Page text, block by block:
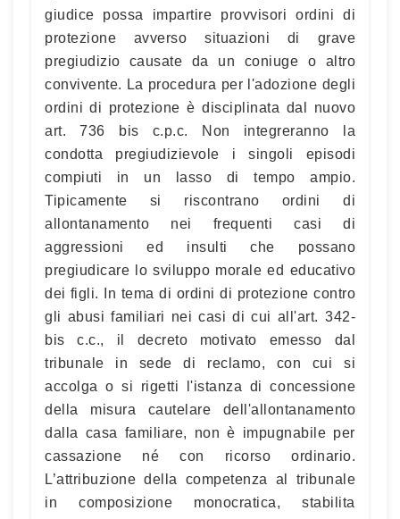
giudice possa impartire provvisori ordini di
protezione avverso situazioni di grave
pregiudizio causate da un coniuge o altro
convivente. La procedura per l'adozione degli
ordini di protezione è disciplinata dal nuovo
art. 736 bis c.p.c. Non integreranno la
condotta pregiudizievole i singoli episodi
compiuti in un lasso di tempo ampio.
Tipicamente si riscontrano ordini di
allontanamento nei frequenti casi di
aggressioni ed insulti che possano
pregiudicare lo sviluppo morale ed educativo
dei figli. In tema di ordini di protezione contro
gli abusi familiari nei casi di cui all'art. 342-
bis c.c., il decreto motivato emesso dal
tribunale in sede di reclamo, con cui si
accolga o si rigetti l'istanza di concessione
della misura cautelare dell'allontanamento
dalla casa familiare, non è impugnabile per
cassazione né con ricorso ordinario.
L’attribuzione della competenza al tribunale
in composizione monocratica, stabilita